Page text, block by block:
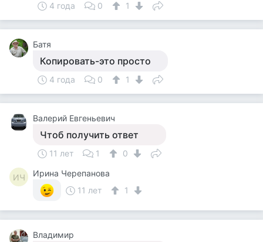
4 года 0 1
Батя
Копировать-это просто
4 года 0 1
Валерий Евгеньевич
Чтоб получить ответ
11 лет 1 0
ИЧ
Ирина Черепанова
11 лет
1
Владимир